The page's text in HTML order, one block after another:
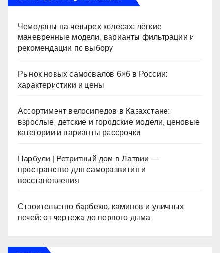
Чемоданы на четырех колесах: лёгкие
маневренные модели, варианты фильтрации и
рекомендации по выбору
Рынок новых самосвалов 6×6 в России:
характеристики и цены
Ассортимент велосипедов в Казахстане:
взрослые, детские и городские модели, ценовые
категории и варианты рассрочки
Нарбули | Ретритный дом в Латвии —
пространство для саморазвития и
восстановления
Строительство барбекю, каминов и уличных
печей: от чертежа до первого дыма